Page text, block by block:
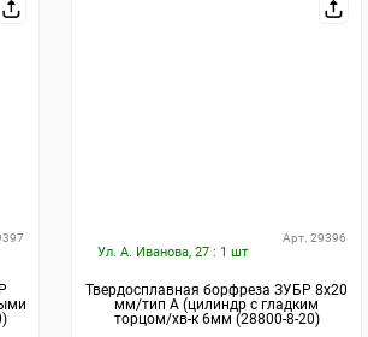
Ул. А. Иванова, 27 : 1 шт
Арт. 29396
Твердосплавная борфреза ЗУБР 8х20
мм/тип А (цилиндр с гладким
торцом/хв-к 6мм (28800-8-20)